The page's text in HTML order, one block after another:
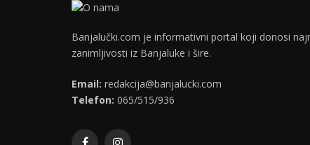
Banjalučki.com je informativni portal koji donosi
zanimljivosti iz Banjaluke i šire.
Email: redakcija@banjalucki.com
Telefon: 065/515/936